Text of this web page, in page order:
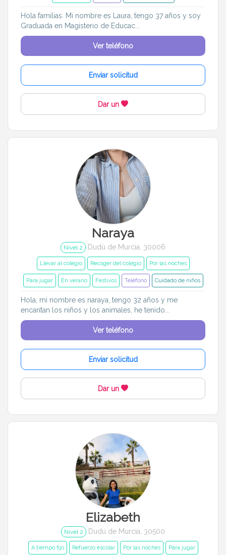
Hola familias. Mi nombre es Laura, tengo 37 años y soy
Graduada en Magisterio de Educac...
Ver teléfono
Enviar solicitud
Dar un
Naraya
Nivel 2 Dudú de Murcia, 30006
Llevar al colegio Recoger del colegio Por las noches
Para jugar En verano Festivos Teléfono Cuidado de niños
Hola, mi nombre es naraya, tengo 32 años y me
encantan los niños y los animales, he tenido...
Ver teléfono
Enviar solicitud
Dar un
Elizabeth
Nivel 2 Dudú de Murcia, 30500
A tiempo fijo Refuerzo escolar Por las noches Para jugar